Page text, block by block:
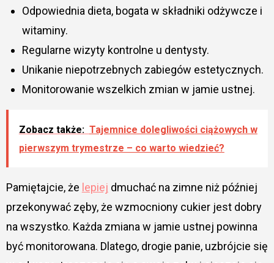
Odpowiednia dieta, bogata w składniki odżywcze i
witaminy.
Regularne wizyty kontrolne u dentysty.
Unikanie niepotrzebnych zabiegów estetycznych.
Monitorowanie wszelkich zmian w jamie ustnej.
Zobacz także: Tajemnice dolegliwości ciążowych w
pierwszym trymestrze – co warto wiedzieć?
Pamiętajcie, że lepiej dmuchać na zimne niż później
przekonywać zęby, że wzmocniony cukier jest dobry
na wszystko. Każda zmiana w jamie ustnej powinna
być monitorowana. Dlatego, drogie panie, uzbrójcie się